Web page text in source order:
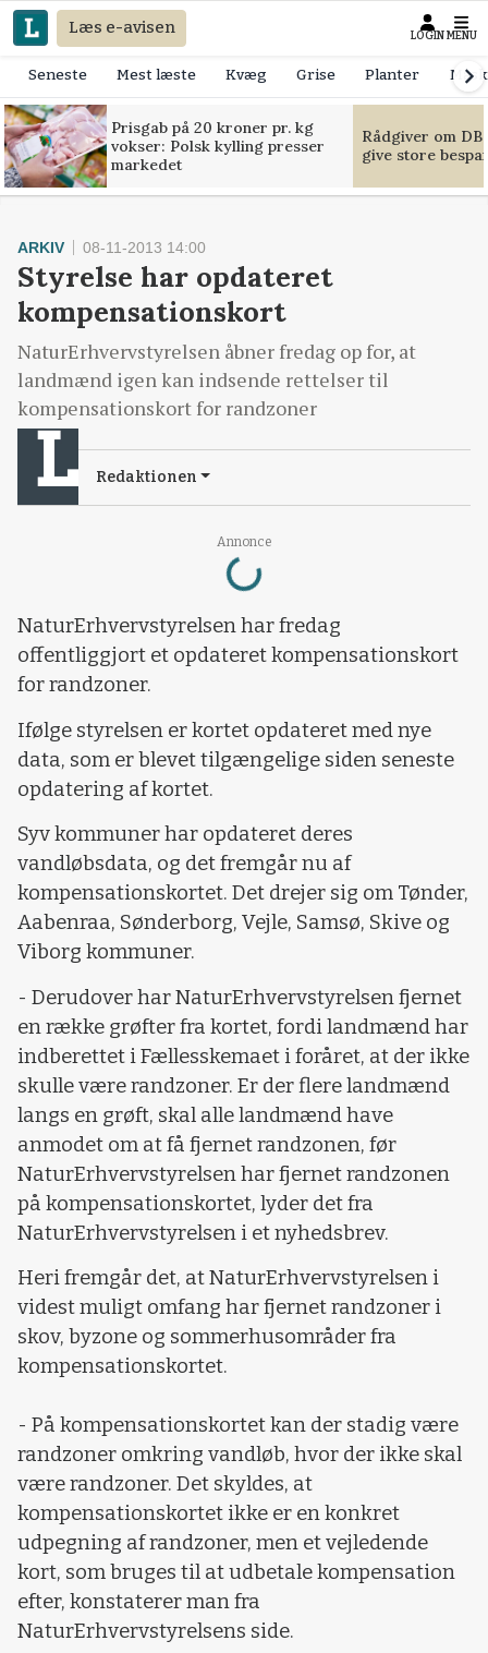
Læs e-avisen LOGIN MENU
Seneste Mest læste Kvæg Grise Planter
Prisgab på 20 kroner pr. kg
vokser: Polsk kylling presser
markedet
Rådgiver om
give store
Annonce
Loading...
ARKIV 08-11-2013 14:00
Styrelse har opdateret
kompensationskort
NaturErhvervstyrelsen åbner fredag op for, at
landmænd igen kan indsende rettelser til
kompensationskort for randzoner
Redaktionen
NaturErhvervstyrelsen har fredag
offentliggjort et opdateret kompensationskort
for randzoner.
Ifølge styrelsen er kortet opdateret med nye
data, som er blevet tilgængelige siden seneste
opdatering af kortet.
Syv kommuner har opdateret deres
vandløbsdata, og det fremgår nu af
kompensationskortet. Det drejer sig om Tønder,
Aabenraa, Sønderborg, Vejle, Samsø, Skive og
Viborg kommuner.
- Derudover har NaturErhvervstyrelsen fjernet
en række grøfter fra kortet, fordi landmænd har
indberettet i Fællesskemaet i foråret, at der ikke
skulle være randzoner. Er der flere landmænd
langs en grøft, skal alle landmænd have
anmodet om at få fjernet randzonen, før
NaturErhvervstyrelsen har fjernet randzonen
på kompensationskortet, lyder det fra
NaturErhvervstyrelsen i et nyhedsbrev.
Heri fremgår det, at NaturErhvervstyrelsen i
videst muligt omfang har fjernet randzoner i
skov, byzone og sommerhusområder fra
kompensationskortet.
- På kompensationskortet kan der stadig være
randzoner omkring vandløb, hvor der ikke skal
være randzoner. Det skyldes, at
kompensationskortet ikke er en konkret
udpegning af randzoner, men et vejledende
kort, som bruges til at udbetale kompensation
efter, konstaterer man fra
NaturErhvervstyrelsens side.